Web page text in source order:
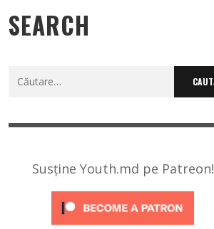
SEARCH
Caută
Susține Youth.md pe Patreon!